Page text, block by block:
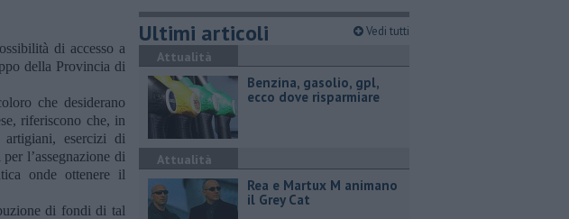
di accesso a
della Provincia di
che desiderano
riferiscono che, in
artigiani, esercizi di
l’assegnazione di
onde ottenere il
di fondi di tal
Ultimi articoli Vedi tutti
Attualità
​Benzina, gasolio, gpl,
ecco dove risparmiare
Attualità
Rea e Martux M animano
il Grey Cat